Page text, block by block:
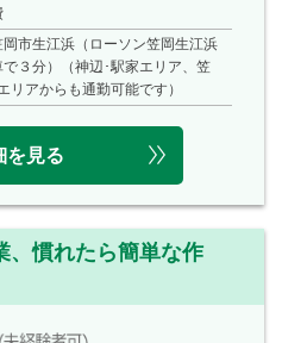
岡市生江浜（ローソン笠岡生江浜
で３分）（神辺･駅家エリア、笠
リアからも通勤可能です）
を見る
、慣れたら簡単な作